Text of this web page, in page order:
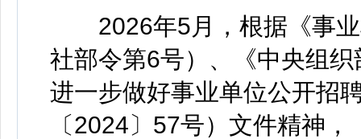
2026年5月，根据《事业
社部令第6号）、《中央组
进一步做好事业单位公开招
〔2024〕57号）文件精神